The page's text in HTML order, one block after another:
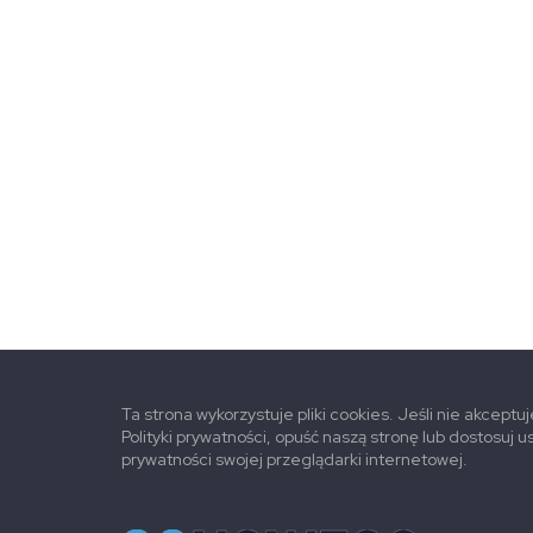
Ta strona wykorzystuje pliki cookies. Jeśli nie
Polityki prywatności, opuść naszą stronę lub dostosuj
prywatności swojej przeglądarki internetowej.